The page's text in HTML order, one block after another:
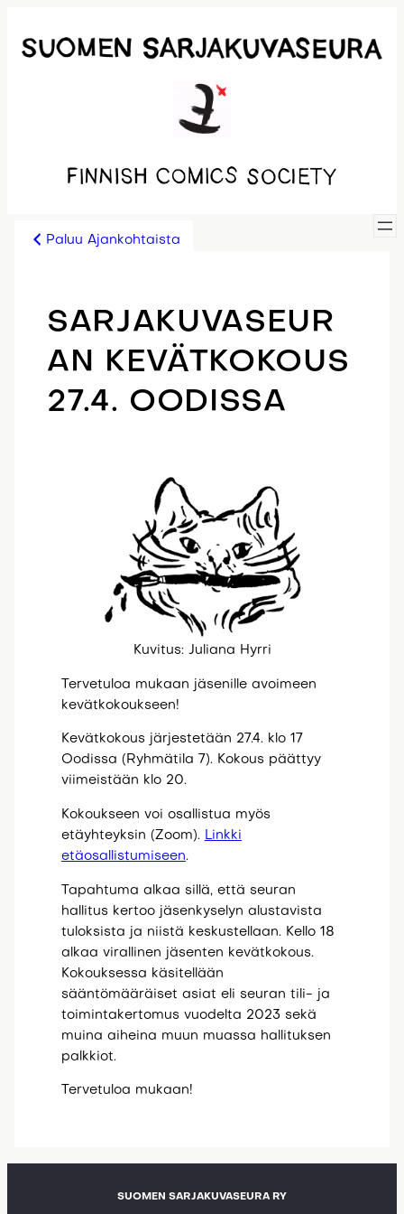
sisältöön
Paluu Ajankohtaista
SARJAKUVASEUR
AN KEVÄTKOKOUS
27.4. OODISSA
Kuvitus: Juliana Hyrri
Tervetuloa mukaan jäsenille avoimeen
kevätkokoukseen!
Kevätkokous järjestetään 27.4. klo 17
Oodissa (Ryhmätila 7). Kokous päättyy
viimeistään klo 20.
Kokoukseen voi osallistua myös
etäyhteyksin (Zoom). Linkki
etäosallistumiseen.
Tapahtuma alkaa sillä, että seuran
hallitus kertoo jäsenkyselyn alustavista
tuloksista ja niistä keskustellaan. Kello 18
alkaa virallinen jäsenten kevätkokous.
Kokouksessa käsitellään
sääntömääräiset asiat eli seuran tili- ja
toimintakertomus vuodelta 2023 sekä
muina aiheina muun muassa hallituksen
palkkiot.
Tervetuloa mukaan!
SUOMEN SARJAKUVASEURA RY